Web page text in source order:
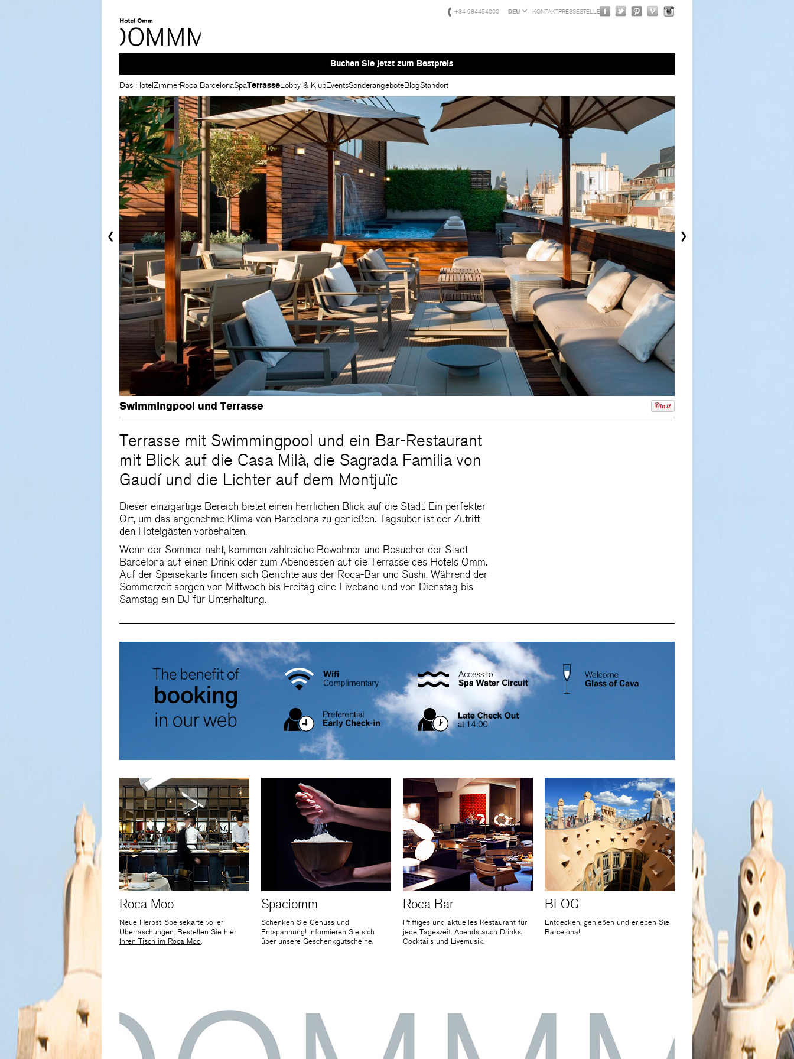
+34 934454000 DEU KONTAKTPRESSESTELLEN
Buchen Sie jetzt zum Bestpreis
Das HotelZimmerRoca BarcelonaSpaTerrasseLobby & KlubEventsSonderangeboteBlogStandort
‹ ›
Swimmingpool und Terrasse
Terrasse mit Swimmingpool und ein Bar-Restaurant
mit Blick auf die Casa Milà, die Sagrada Familia von
Gaudí und die Lichter auf dem Montjuïc
Dieser einzigartige Bereich bietet einen herrlichen Blick auf die Stadt. Ein perfekter
Ort, um das angenehme Klima von Barcelona zu genießen. Tagsüber ist der Zutritt
den Hotelgästen vorbehalten.
Wenn der Sommer naht, kommen zahlreiche Bewohner und Besucher der Stadt
Barcelona auf einen Drink oder zum Abendessen auf die Terrasse des Hotels Omm.
Auf der Speisekarte finden sich Gerichte aus der Roca-Bar und Sushi. Während der
Sommerzeit sorgen von Mittwoch bis Freitag eine Liveband und von Dienstag bis
Samstag ein DJ für Unterhaltung.
Roca Moo
Neue Herbst-Speisekarte voller
Überraschungen. Bestellen Sie hier
Ihren Tisch im Roca Moo.
Spaciomm
Schenken Sie Genuss und
Entspannung! Informieren Sie sich
über unsere Geschenkgutscheine.
Roca Bar
Pfiffiges und aktuelles Restaurant für
jede Tageszeit. Abends auch Drinks,
Cocktails und Livemusik.
BLOG
Entdecken, genießen und erleben Sie
Barcelona!